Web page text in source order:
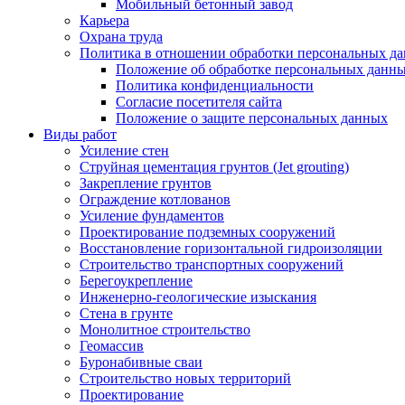
Мобильный бетонный завод
Карьера
Охрана труда
Политика в отношении обработки персональных
Положение об обработке персональных
Политика конфиденциальности
Согласие посетителя сайта
Положение о защите персональных данных
Виды работ
Усиление стен
Струйная цементация грунтов (Jet grouting)
Закрепление грунтов
Ограждение котлованов
Усиление фундаментов
Проектирование подземных сооружений
Восстановление горизонтальной гидроизоляции
Строительство транспортных сооружений
Берегоукрепление
Инженерно-геологические изыскания
Стена в грунте
Монолитное строительство
Геомассив
Буронабивные сваи
Строительство новых территорий
Проектирование